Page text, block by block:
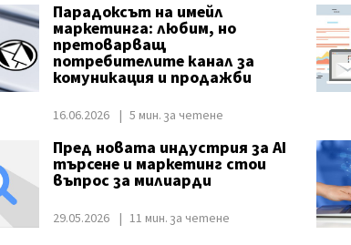
Парадоксът на имейл
маркетинга: любим, но
претоварващ
потребителите канал за
комуникация и продажби
16.06.2026 5 мин. за четене
Пред новата индустрия за AI
търсене и маркетинг стои
въпрос за милиарди
29.05.2026 11 мин. за четене